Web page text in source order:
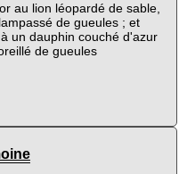
au lion léopardé de sable,
de gueules ; et
un dauphin couché d'azur
de gueules